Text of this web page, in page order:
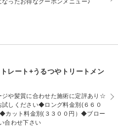
なったお得なクーポンメニュー♪
レート+うるつやトリートメン
ジや髪質に合わせた施術に定評あり☆
試しください◆ロング料金別(６６０
カット料金別(３３００円）◆ブロー
合わせ下さい